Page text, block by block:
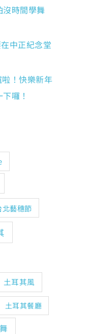
時間學舞
中正紀念堂
！快樂新年
囉！
北藝穗節
土耳其風
土耳其餐廳